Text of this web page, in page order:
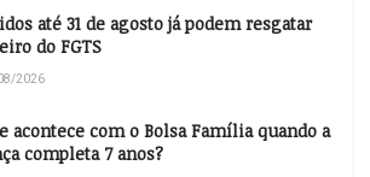
até 31 de agosto já podem resgatar
do FGTS
2026
acontece com o Bolsa Família quando a
completa 7 anos?